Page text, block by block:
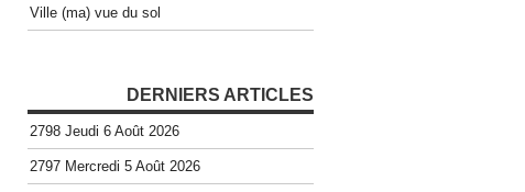
Ville (ma) vue du sol
DERNIERS ARTICLES
2798 Jeudi 6 Août 2026
2797 Mercredi 5 Août 2026